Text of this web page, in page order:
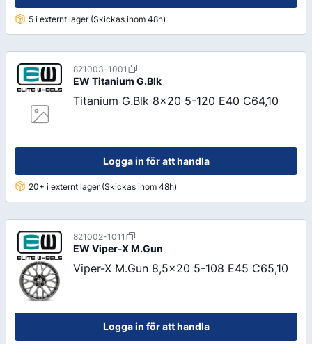
5 i externt lager (Skickas inom 48h)
821003-1001
EW Titanium G.Blk
Titanium G.Blk 8x20 5-120 E40 C64,10
Logga in för att handla
20+ i externt lager (Skickas inom 48h)
821002-1011
EW Viper-X M.Gun
Viper-X M.Gun 8,5x20 5-108 E45 C65,10
Logga in för att handla